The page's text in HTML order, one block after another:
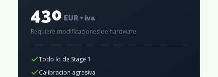
430 EUR + iva
Requiere modificaciones de hardware
Todo lo de Stage 1
Calibracion agresiva